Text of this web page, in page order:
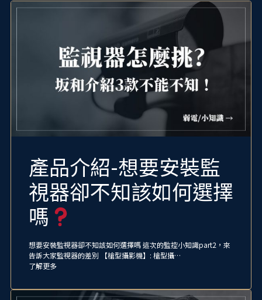
產品介紹-想要安裝監
視器卻不知該如何選擇
嗎
想要安裝監視器卻不知該如何選擇嗎 這次的監控小知識part2，來
告訴大家監視器的差別 【槍型攝影機】: 槍型攝…
了解更多